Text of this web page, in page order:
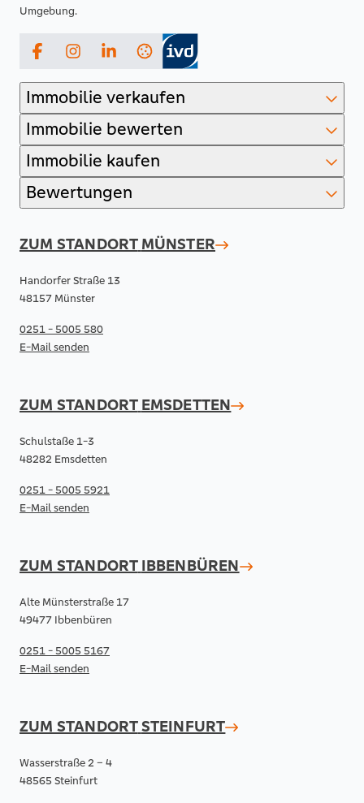
Umgebung.
FacebookInstagramLinkedIn
Immobilie verkaufen
Immobilie bewerten
Immobilie kaufen
Bewertungen
ZUM STANDORT MÜNSTER
Handorfer Straße 13
48157 Münster
0251 - 5005 580
E-Mail senden
ZUM STANDORT EMSDETTEN
Schulstaße 1-3
48282 Emsdetten
0251 - 5005 5921
E-Mail senden
ZUM STANDORT IBBENBÜREN
Alte Münsterstraße 17
49477 Ibbenbüren
0251 - 5005 5167
E-Mail senden
ZUM STANDORTSTEINFURT
Wasserstraße 2 – 4
48565 Steinfurt